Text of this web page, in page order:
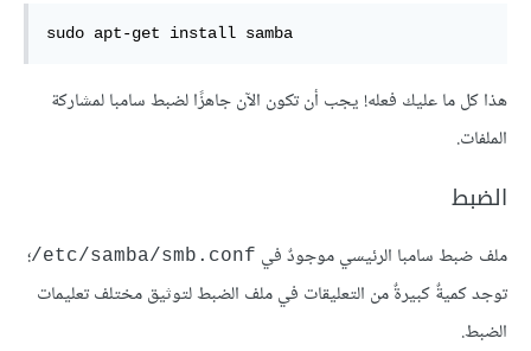
sudo apt-get install samba
هذا كل ما عليك فعله! يجب أن تكون الآن جاهزًا لضبط سامبا لمشاركة
الملفات.
الضبط
ملف ضبط سامبا الرئيسي موجودٌ في ‎/etc/samba/smb.conf؛
توجد كميةٌ كبيرةٌ من التعليقات في ملف الضبط لتوثيق مختلف تعليمات
الضبط.